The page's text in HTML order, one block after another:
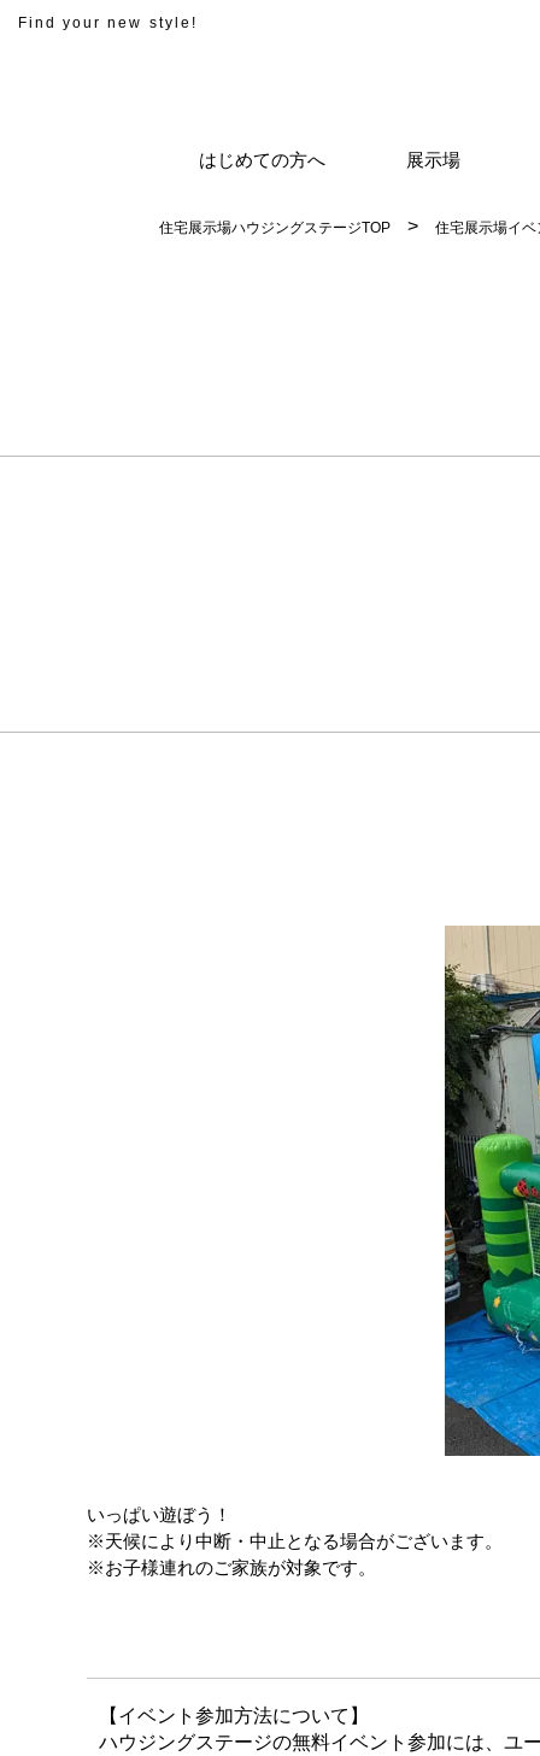
Find your new style!
はじめての方へ 展示場
住宅展示場ハウジングステージTOP 住宅展示場イ
いっぱい遊ぼう！
※天候により中断・中止となる場合がございます。
※お子様連れのご家族が対象です。
【イベント参加方法について】
ハウジングステージの無料イベント参加には、ユ